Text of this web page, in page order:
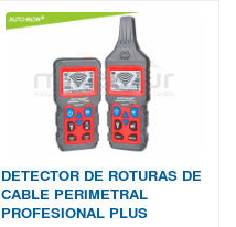
DETECTOR DE ROTURAS DE
CABLE PERIMETRAL
PROFESIONAL PLUS